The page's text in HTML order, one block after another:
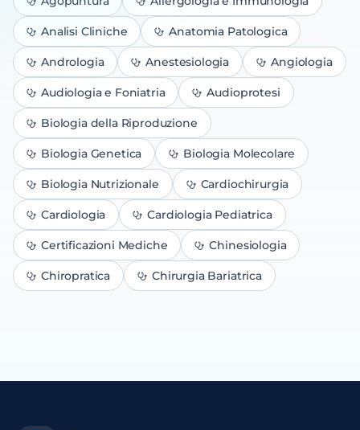
Analisi Cliniche Anatomia Patologica
Andrologia Anestesiologia Angiologia
Audiologia e Foniatria Audioprotesi
Biologia della Riproduzione
Biologia Genetica Biologia Molecolare
Biologia Nutrizionale Cardiochirurgia
Cardiologia Cardiologia Pediatrica
Certificazioni Mediche Chinesiologia
Chiropratica Chirurgia Bariatrica